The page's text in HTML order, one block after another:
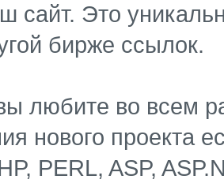
сайт. Это
бирже ссылок.
любите во всем
нового проекта
PERL, ASP,